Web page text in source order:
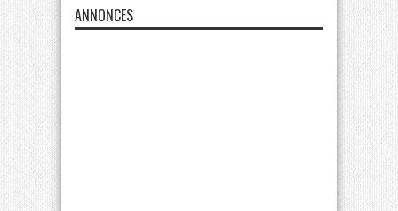
ANNONCES